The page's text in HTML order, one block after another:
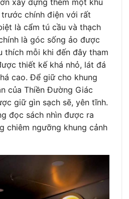
chính điện với rất
là cẩm tú cầu và thạch
là góc sống ảo được
thích mỗi khi đến đây tham
thiết kế khá nhỏ, lát đá
cao. Để giữ cho khung
của Thiền Đường Giác
giữ gìn sạch sẽ, yên tĩnh.
đọc sách nhìn được ra
chiêm ngưỡng khung cảnh